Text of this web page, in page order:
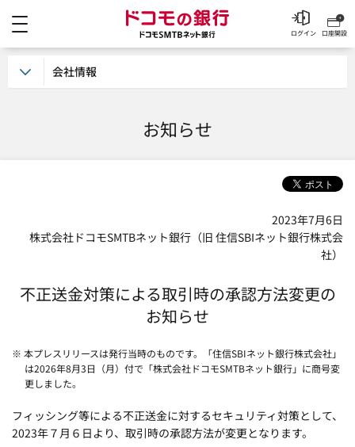
ドコモの銀行 ドコモ
口座開設
ログイン
お知らせ
2023年7月6日
株式会社ドコモSMTBネット銀行（旧 住信SBIネット銀行株式会
社）
不正送金対策による取引時の承認方法変更の
お知らせ
※ 本プレスリリースは発行当時のものです。「住信SBIネット銀行株式会社」
は2026年8月3日（月）付で「株式会社ドコモSMTBネット銀行」に商号変
更しました。
フィッシング等による不正送金に対するセキュリティ対策として、
2023年７月６日より、取引時の承認方法が変更となります。
会社情報